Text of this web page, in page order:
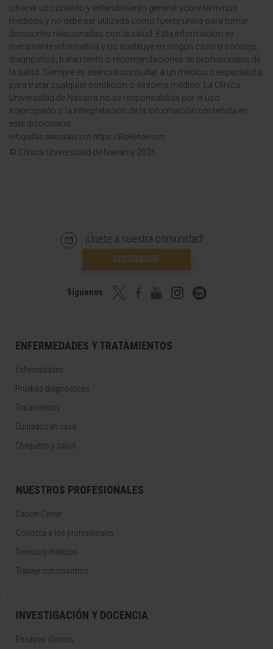
ofrecer un contexto y entendimiento general sobre términos
médicos y no debe ser utilizada como fuente única para tomar
decisiones relacionadas con la salud. Esta información es
meramente informativa y no sustituye en ningún caso el consejo,
diagnóstico, tratamiento o recomendaciones de profesionales de
la salud. Siempre es esencial consultar a un médico o especialista
para tratar cualquier condición o síntoma médico. La Clínica
Universidad de Navarra no se responsabiliza por el uso
inapropiado o la interpretación de la información contenida en
este diccionario.
Infografías realizadas con https://BioRender.com
© Clínica Universidad de Navarra 2026
¡Únete a nuestra comunidad!
SUSCRIBIRSE
Síguenos
ENFERMEDADES Y TRATAMIENTOS
Enfermedades
Pruebas diagnósticas
Tratamientos
Cuidados en casa
Chequeos y salud
NUESTROS PROFESIONALES
Cancer Center
Conozca a los profesionales
Servicios médicos
Trabaje con nosotros
INVESTIGACIÓN Y DOCENCIA
Ensayos clínicos